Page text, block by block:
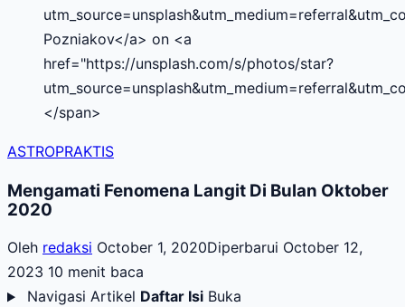
Pozniakov</a> on <a
href="https://unsplash.com/s/photos/star?
</span>
ASTROPRAKTIS
Mengamati Fenomena Langit Di Bulan Oktober
2020
Oleh redaksi October 1, 2020Diperbarui October 12,
2023 10 menit baca
Navigasi Artikel Daftar Isi Buka